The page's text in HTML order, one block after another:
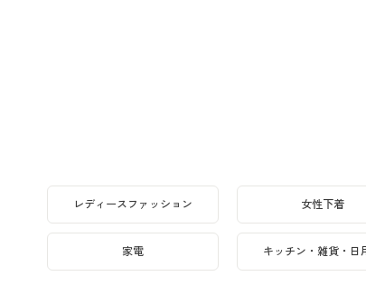
レディースファッション 女性下着
家電 キッチン・雑貨・日